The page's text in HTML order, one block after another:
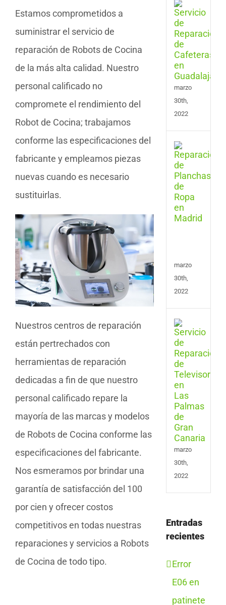
Estamos comprometidos a
suministrar el servicio de
reparación de Robots de Cocina
de la más alta calidad. Nuestro
personal calificado no
compromete el rendimiento del
Robot de Cocina; trabajamos
conforme las especificaciones del
fabricante y empleamos piezas
nuevas cuando es necesario
sustituirlas.
Nuestros centros de reparación
están pertrechados con
herramientas de reparación
dedicadas a fin de que nuestro
personal calificado repare la
mayoría de las marcas y modelos
de Robots de Cocina conforme las
especificaciones del fabricante.
Nos esmeramos por brindar una
garantía de satisfacción del 100
por cien y ofrecer costos
competitivos en todas nuestras
reparaciones y servicios a Robots
de Cocina de todo tipo.
de
en
marzo
30th,
2022
de
de
marzo
30th,
2022
en
marzo
30th,
2022
Entradas
recientes
Error
E06 en
patinete